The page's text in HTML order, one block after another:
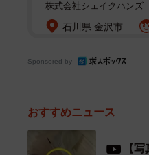
株式会社シェイクハンズ
石川県 金沢市
Sponsored by
おすすめニュース
【